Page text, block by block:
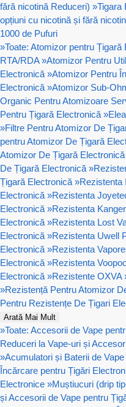
fără nicotină Reduceri) »Tigara
opțiuni cu nicotină și fără
1000 de Pufuri
»Toate: Atomizor pentru Țigară
RTA/RDA »Atomizor Pentru
Electronică »Atomizor Pentru
Electronică »Atomizor Sub-
Organic Pentru Atomizoare
Pentru Țigară Electronică »
»Filtre Pentru Atomizor De
pentru Atomizor De Țigară
Atomizor De Țigară Electronică
De Țigară Electronică »
Țigară Electronică »Rezistenta
Electronică »Rezistenta
Electronică »Rezistenta
Electronică »Rezistenta Lost
Electronică »Rezistenta Uwell
Electronică »Rezistenta
Electronică »Rezistenta
Electronică »Rezistente OXVA
»Rezistență Pentru Atomizor
Pentru Rezistențe De Țigari
Arată Mai Mult
»Toate: Accesorii de Vape
Reduceri la Vape-uri și
»Acumulatori și Baterii de
Încărcare pentru Țigări
Electronice »Muștiucuri (drip
și Accesorii de Vape pentru